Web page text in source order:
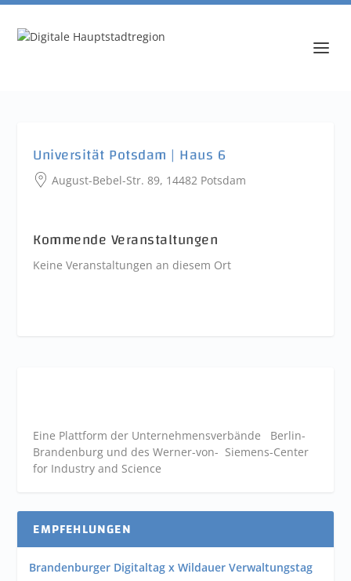
Universität Potsdam | Haus 6
August-Bebel-Str. 89, 14482 Potsdam
Kommende Veranstaltungen
Keine Veranstaltungen an diesem Ort
Eine Plattform der Unternehmensverbände Berlin-
Brandenburg und des Werner-von- Siemens-Center
for Industry and Science
EMPFEHLUNGEN
Brandenburger Digitaltag x Wildauer Verwaltungstag